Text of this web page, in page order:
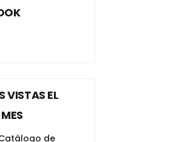
VISTAS EL
de